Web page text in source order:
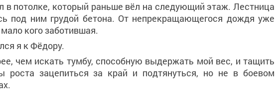
в потолке, который раньше вёл на следующий этаж. Лестница
под ним грудой бетона. От непрекращающегося дождя уже
кого заботившая.
я к Фёдору.
чем искать тумбу, способную выдержать мой вес, и тащить
зацепиться за край и подтянуться, но не в боевом